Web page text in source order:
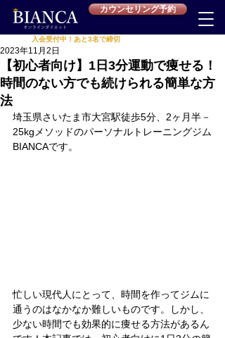
カウンセリング予約
入会受付中！あと3名で締切
【初心者向け】1日3分運動で痩せる！
時間のない方でも続けられる簡単な方
法
2023年11月2日
埼玉県さいたま市大宮駅徒歩5分、2ヶ月半－
25kgメソッドのパーソナルトレーニングジム
BIANCAです。
忙しい現代人にとって、時間を作ってジムに
通うのはなかなか難しいものです。しかし、
少ない時間でも効果的に痩せる方法があるん